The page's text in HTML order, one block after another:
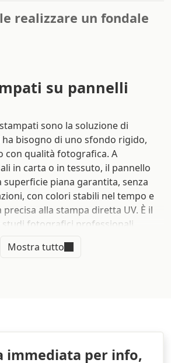
realizzare un fondale
su pannelli
sono la soluzione di
bisogno di uno sfondo rigido,
con qualità fotografica. A
in carta o in tessuto, il pannello
piana garantita, senza
con colori stabili nel tempo e
alla stampa diretta UV. È il
fotografici professionali,
deve fare parte integrante
abbinato a una base, oppure può
Mostra tutto
immediata per info,